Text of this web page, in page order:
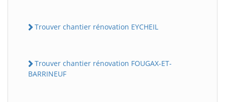
Trouver chantier rénovation EYCHEIL
Trouver chantier rénovation FOUGAX-ET-
BARRINEUF